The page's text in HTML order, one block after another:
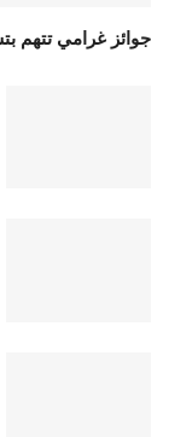
جوائز غرامي تتهم